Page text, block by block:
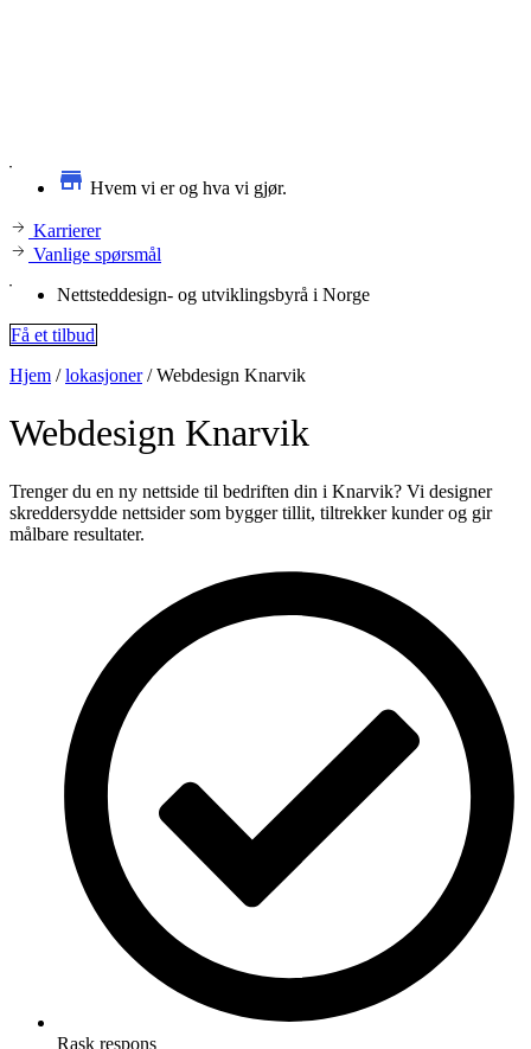
Hvem vi er og hva vi gjør.
Karrierer
Vanlige spørsmål
Nettsteddesign- og utviklingsbyrå i Norge
Få et tilbud
Hjem /lokasjoner/Webdesign Knarvik
Webdesign Knarvik
Trenger du en ny nettside til bedriften din i Knarvik? Vi designer
skreddersydde nettsider som bygger tillit, tiltrekker kunder og gir
målbare resultater.
Rask respons